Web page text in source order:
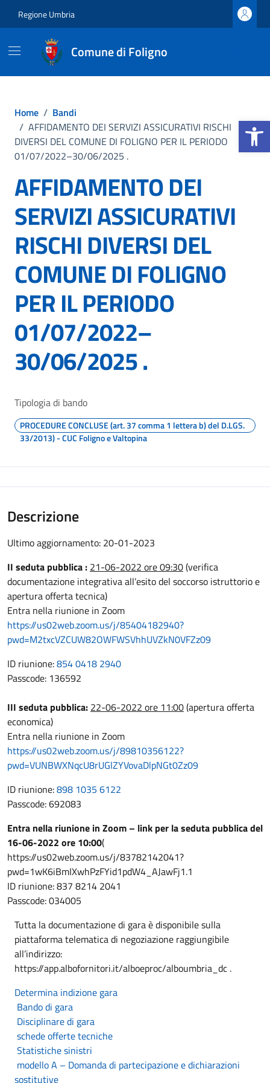
Apri la
Regione Umbria
Comune di Foligno
Home / Bandi
/ AFFIDAMENTO DEI SERVIZI ASSICURATIVI RISCHI
DIVERSI DEL COMUNE DI FOLIGNO PER IL PERIODO
01/07/2022–30/06/2025 .
AFFIDAMENTO DEI
SERVIZI ASSICURATIVI
RISCHI DIVERSI DEL
COMUNE DI FOLIGNO
PER IL PERIODO
01/07/2022–
30/06/2025 .
Tipologia di bando
PROCEDURE CONCLUSE (art. 37 comma 1 lettera b) del D.LGS.
33/2013) - CUC Foligno e Valtopina
Descrizione
Ultimo aggiornamento: 20-01-2023
II seduta pubblica : 21-06-2022 ore 09:30(verifica
documentazione integrativa all’esito del soccorso istruttorio e
apertura offerta tecnica)
Entra nella riunione in Zoom
https://us02web.zoom.us/j/85404182940?
pwd=M2txcVZCUW82OWFWSVhhUVZkN0VFZz09
ID riunione:854 0418 2940
Passcode: 136592
III seduta pubblica: 22-06-2022 ore 11:00(apertura offerta
economica)
Entra nella riunione in Zoom
https://us02web.zoom.us/j/89810356122?
pwd=VUNBWXNqcU8rUGlZYVovaDlpNGt0Zz09
ID riunione:898 1035 6122
Passcode: 692083
Entra nella riunione in Zoom – link per la seduta pubblica del
16-06-2022 ore 10:00(
https://us02web.zoom.us/j/83782142041?
pwd=1wK6iBmIXwhPzFYid1pdW4_AJawFj1.1
ID riunione: 837 8214 2041
Passcode: 034005
Tutta la documentazione di gara è disponibile sulla
piattaforma telematica di negoziazione raggiungibile
all’indirizzo:
https://app.albofornitori.it/alboeproc/alboumbria_dc .
Determina indizione gara
Bando di gara
Disciplinare di gara
schede offerte tecniche
Statistiche sinistri
modello A – Domanda di partecipazione e dichiarazioni
sostitutive